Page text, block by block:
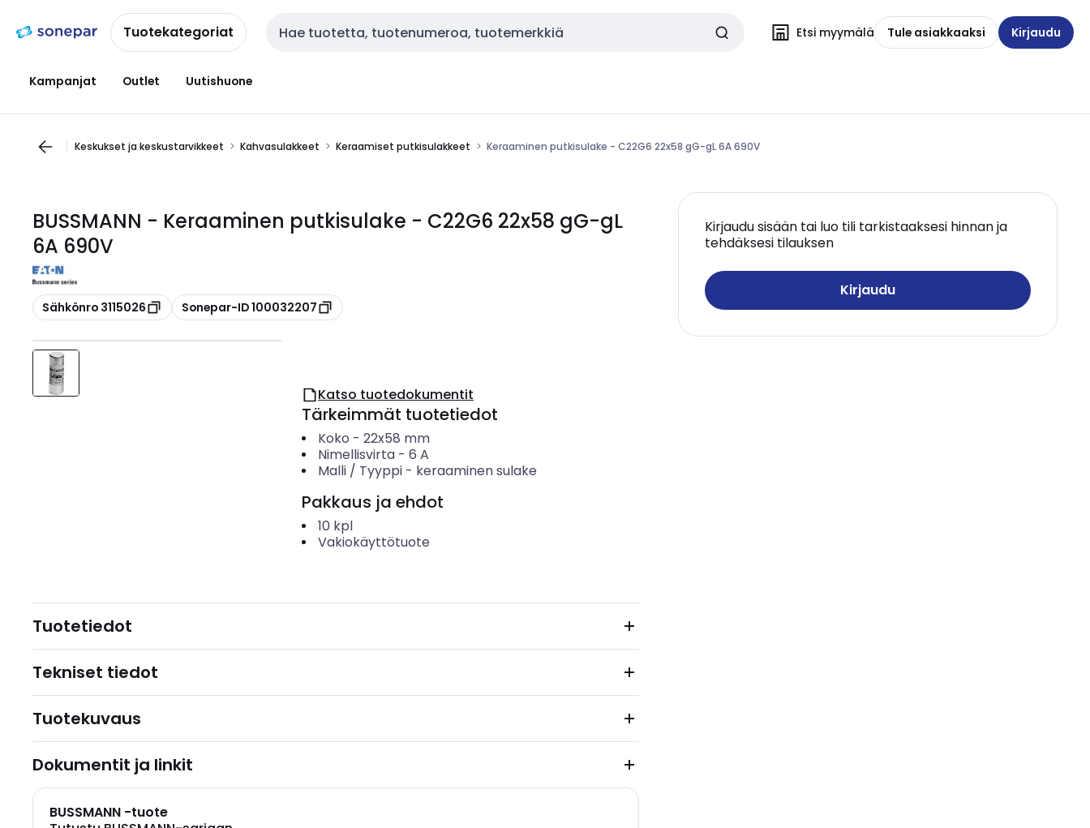
navigointiinsisältöönTuotekategoriat Haku Etsi myymälä Tule asiakkaaksi Kirjaudu
Kampanjat Outlet Uutishuone
Keskukset ja keskustarvikkeet Kahvasulakkeet Keraamiset putkisulakkeet Keraaminen putkisulake - C22G6 22x58 gG-gL 6A 690V
BUSSMANN - Keraaminen putkisulake - C22G6 22x58 gG-gL
6A 690V
Kopioi
Sähkönro 3115026 Kopioi
Sonepar-ID 100032207
Kirjaudu sisään tai luo tili tarkistaaksesi hinnan ja
tehdäksesi tilauksen
Kirjaudu
Katso tuotedokumentit
Tärkeimmät tuotetiedot
Koko - 22x58 mm
Nimellisvirta- 6 A
Malli / Tyyppi- keraaminen sulake
Pakkaus ja ehdot
10 kpl
Vakiokäyttötuote
Tuotetiedot
Tekniset tiedot
Tuotekuvaus
Dokumentit ja linkit
BUSSMANN -tuote